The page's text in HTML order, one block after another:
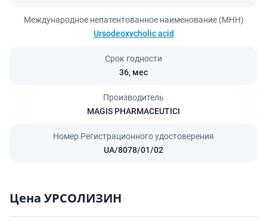
Международное непатентованное наименование (МНН)
Ursodeoxycholic acid
Срок годности
36, мес
Производитель
MAGIS PHARMACEUTICI
Номер Регистрационного удостоверения
UA/8078/01/02
Цена УРСОЛИЗИН